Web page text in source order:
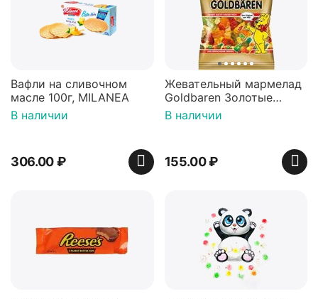
Вафли на сливочном
масле 100г, MILANEA
В наличии
306.00₽
Жевательный мармелад
Goldbaren Золотые
мишки 100г, Германия
В наличии
155.00₽